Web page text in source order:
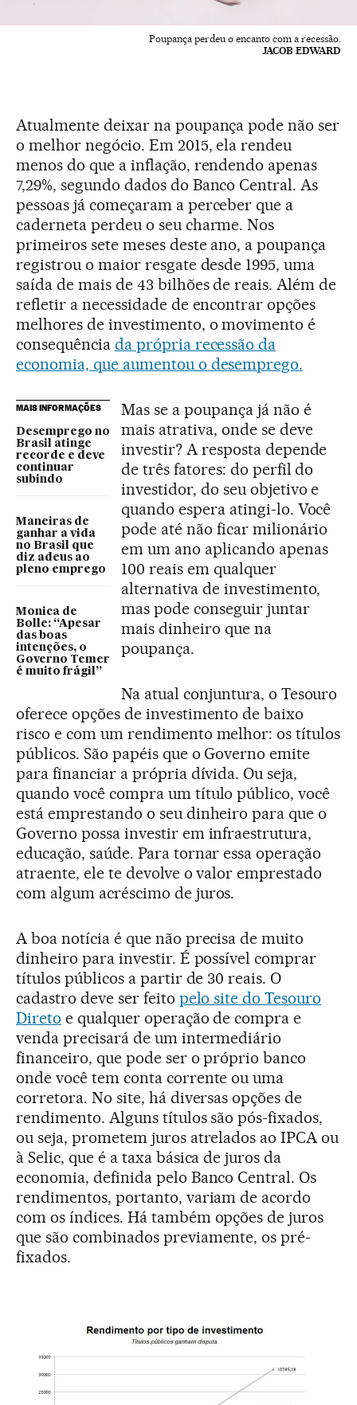
Poupança perdeu o encanto com a recessão.
JACOB EDWARD
Atualmente deixar na poupança pode não ser
o melhor negócio. Em 2015, ela rendeu
menos do que a inflação, rendendo apenas
7,29%, segundo dados do Banco Central. As
pessoas já começaram a perceber que a
caderneta perdeu o seu charme. Nos
primeiros sete meses deste ano, a poupança
registrou o maior resgate desde 1995, uma
saída de mais de 43 bilhões de reais. Além de
refletir a necessidade de encontrar opções
melhores de investimento, o movimento é
consequência da própria recessão da
economia, que aumentou o desemprego.
MAIS INFORMAÇÕES
Desemprego no
Brasil atinge
recorde e deve
continuar
subindo
Maneiras de
ganhar a vida
no Brasil que
diz adeus ao
pleno emprego
Monica de
Bolle: “Apesar
das boas
intenções, o
Governo Temer
é muito frágil”
Mas se a poupança já não é
mais atrativa, onde se deve
investir? A resposta depende
de três fatores: do perfil do
investidor, do seu objetivo e
quando espera atingi-lo. Você
pode até não ficar milionário
em um ano aplicando apenas
100 reais em qualquer
alternativa de investimento,
mas pode conseguir juntar
mais dinheiro que na
poupança.
Na atual conjuntura, o Tesouro
oferece opções de investimento de baixo
risco e com um rendimento melhor: os títulos
públicos. São papéis que o Governo emite
para financiar a própria dívida. Ou seja,
quando você compra um título público, você
está emprestando o seu dinheiro para que o
Governo possa investir em infraestrutura,
educação, saúde. Para tornar essa operação
atraente, ele te devolve o valor emprestado
com algum acréscimo de juros.
A boa notícia é que não precisa de muito
dinheiro para investir. É possível comprar
títulos públicos a partir de 30 reais. O
cadastro deve ser feito pelo site do Tesouro
Direto e qualquer operação de compra e
venda precisará de um intermediário
financeiro, que pode ser o próprio banco
onde você tem conta corrente ou uma
corretora. No site, há diversas opções de
rendimento. Alguns títulos são pós-fixados,
ou seja, prometem juros atrelados ao IPCA ou
à Selic, que é a taxa básica de juros da
economia, definida pelo Banco Central. Os
rendimentos, portanto, variam de acordo
com os índices. Há também opções de juros
que são combinados previamente, os pré-
fixados.